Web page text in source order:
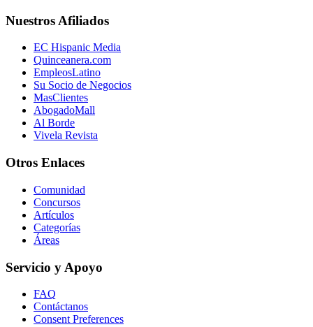
Nuestros Afiliados
EC Hispanic Media
Quinceanera.com
EmpleosLatino
Su Socio de Negocios
MasClientes
AbogadoMall
Al Borde
Vivela Revista
Otros Enlaces
Comunidad
Concursos
Artículos
Categorías
Áreas
Servicio y Apoyo
FAQ
Contáctanos
Consent Preferences